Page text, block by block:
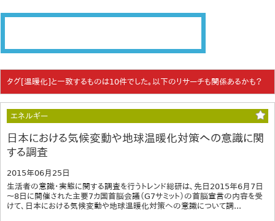
タグ[温暖化]と一致するものは10件でした。以下のリサーチも関係あるかも？
エネルギー
日本における気候変動や地球温暖化対策への意識に関
する調査
2015年06月25日
生活者の意識・実態に関する調査を行うトレンド総研は、先日2015年6月7日
～8日に開催された主要7カ国首脳会議（G7サミット）の首脳宣言の内容を受
けて、日本における気候変動や地球温暖化対策への意識について調...